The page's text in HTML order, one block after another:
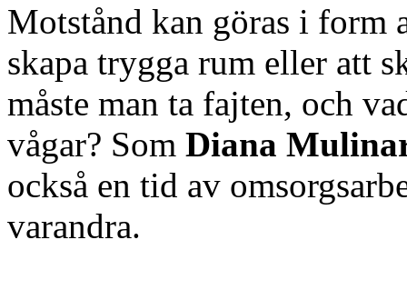
Motstånd kan göras i form
skapa trygga rum eller att
måste man ta fajten, och
vågar? Som Diana
också en tid av
varandra.